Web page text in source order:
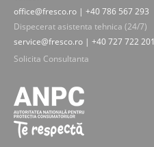
office@fresco.ro | +40 786 567 293
Dispecerat asistenta tehnica (24/7)
service@fresco.ro | +40 727 722 201
Solicita Consultanta